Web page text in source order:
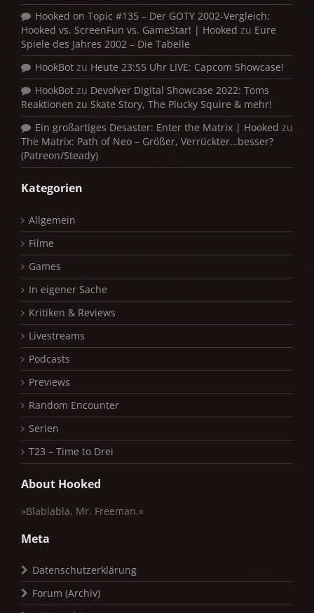
Hooked on Topic #135 – Der GOTY 2002-Vergleich:
Hooked vs. ScreenFun vs. GameStar! | Hooked zu Eure
Spiele des Jahres 2002 – Die Tabelle
HookBot zu Heute 23:55 Uhr LIVE: Capcom Showcase!
HookBot zu Devolver Digital Showcase 2022: Toms
Reaktionen zu Skate Story, The Plucky Squire & mehr!
Ein großartiges Desaster: Enter the Matrix | Hooked zu
The Matrix: Path of Neo – Größer, Verrückter…besser?
(Patreon/Steady)
Kategorien
Allgemein
Filme
Games
In eigener Sache
Kritiken & Reviews
Livestreams
Podcasts
Previews
Random Encounter
Serien
T23 – Time to Drei
About Hooked
»Blablabla, Mr. Freeman.«
Meta
Datenschutzerklärung
Forum (Archiv)